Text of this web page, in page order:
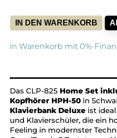
IN DEN WARENKORB
in Warenkorb mit 0%-
Das CLP-825 Home Set
Kopfhörer HPH-50 in
Klavierbank Deluxe ist
und Klavierschüler, die ein
Feeling in modernster